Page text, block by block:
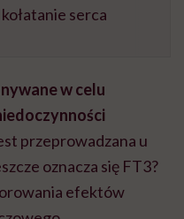
kołatanie serca
w celu
przeprowadzana u
oznacza się FT3?
efektów